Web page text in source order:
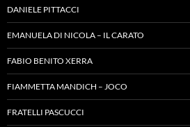
DANIELE PITTACCI
EMANUELA DI NICOLA – IL CARATO
FABIO BENITO XERRA
FIAMMETTA MANDICH – JOCO
FRATELLI PASCUCCI